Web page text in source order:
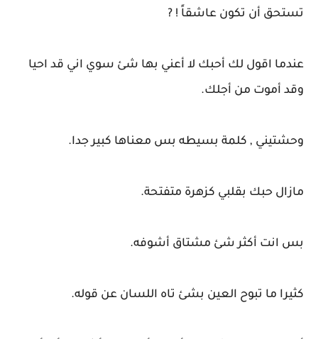
تستحق أن تكون عاشقاً ! ?
عندما اقول لك أحبك لا أعني بها شئ سوي اني قد احيا
وقد أموت من أجلك.
وحشتيني , كلمة بسيطه بس معناها كبير جدا.
مازال حبك بقلبي كزهرة متفتحة.
بس انت أكثر شئ مشتاق أشوفه.
كثيرا ما تبوح العين بشئ تاه اللسان عن قوله.